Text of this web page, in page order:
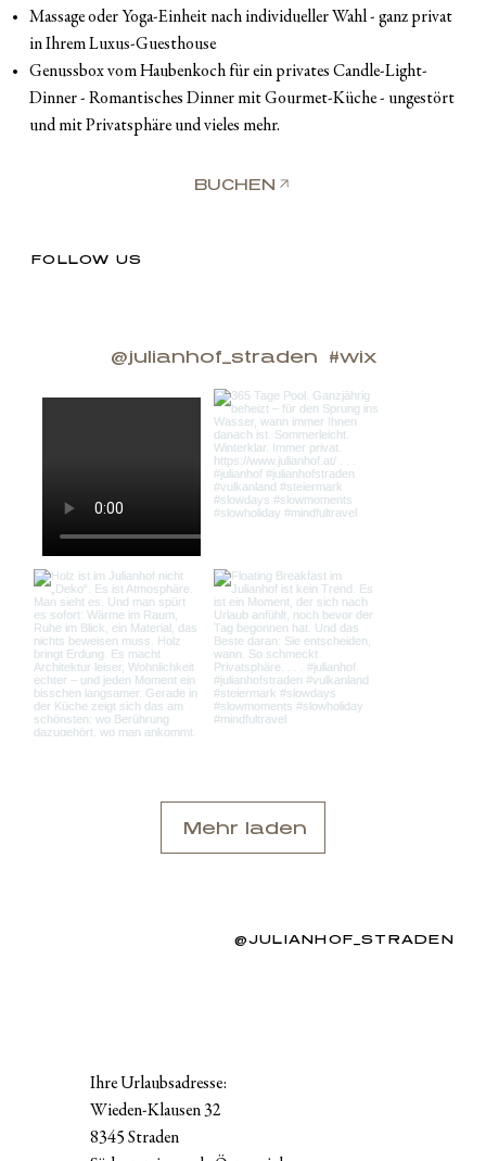
Massage oder Yoga-Einheit nach individueller Wahl - ganz privat
in Ihrem Luxus-Guesthouse
Genussbox vom Haubenkoch für ein privates Candle-Light-
Dinner - Romantisches Dinner mit Gourmet-Küche - ungestört
und mit Privatsphäre und vieles mehr.
BUCHEN
FOLLOW US
@JULIANHOF_STRADEN
#wix
@julianhof_straden
Mehr laden
Ihre Urlaubsadresse:
Wieden-Klausen 32
8345 Straden